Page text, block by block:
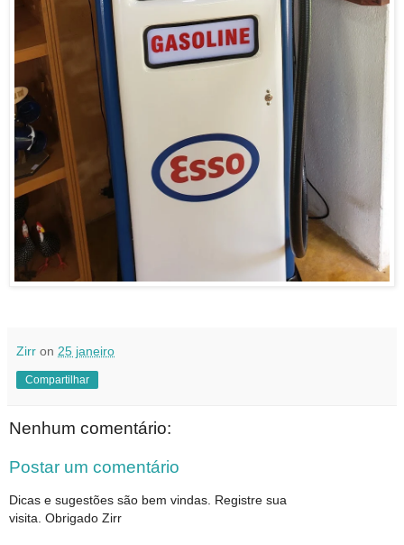
Zirr on 25 janeiro
Compartilhar
Nenhum comentário:
Postar um comentário
Dicas e sugestões são bem vindas. Registre sua
visita. Obrigado Zirr